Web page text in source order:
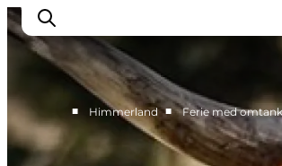
Oplev Himmerland
■ Himmerland ■ Ferie med